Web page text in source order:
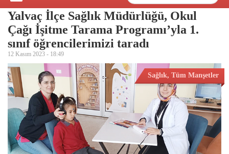
Yalvaç İlçe Sağlık Müdürlüğü, Okul
Çağı İşitme Tarama Programı’yla 1.
sınıf öğrencilerimizi taradı
12 Kasım 2023 - 18:49
Sağlık, Tüm Manşetler